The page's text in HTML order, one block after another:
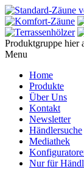
Produktgruppe hier
Menu
Home
Produkte
Über Uns
Kontakt
Newsletter
Händlersuche
Mediathek
Nur für